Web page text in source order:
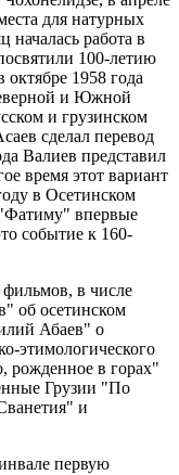
для натурных
началась работа в
100-летию
1958 года
и Южной
и грузинском
сделал перевод
Валиев представил
время этот вариант
в Осетинском
"Фатиму" впервые
событие к 160-
в числе
об осетинском
Абаев" о
этимологического
рожденное в горах"
Грузии "По
и
первую